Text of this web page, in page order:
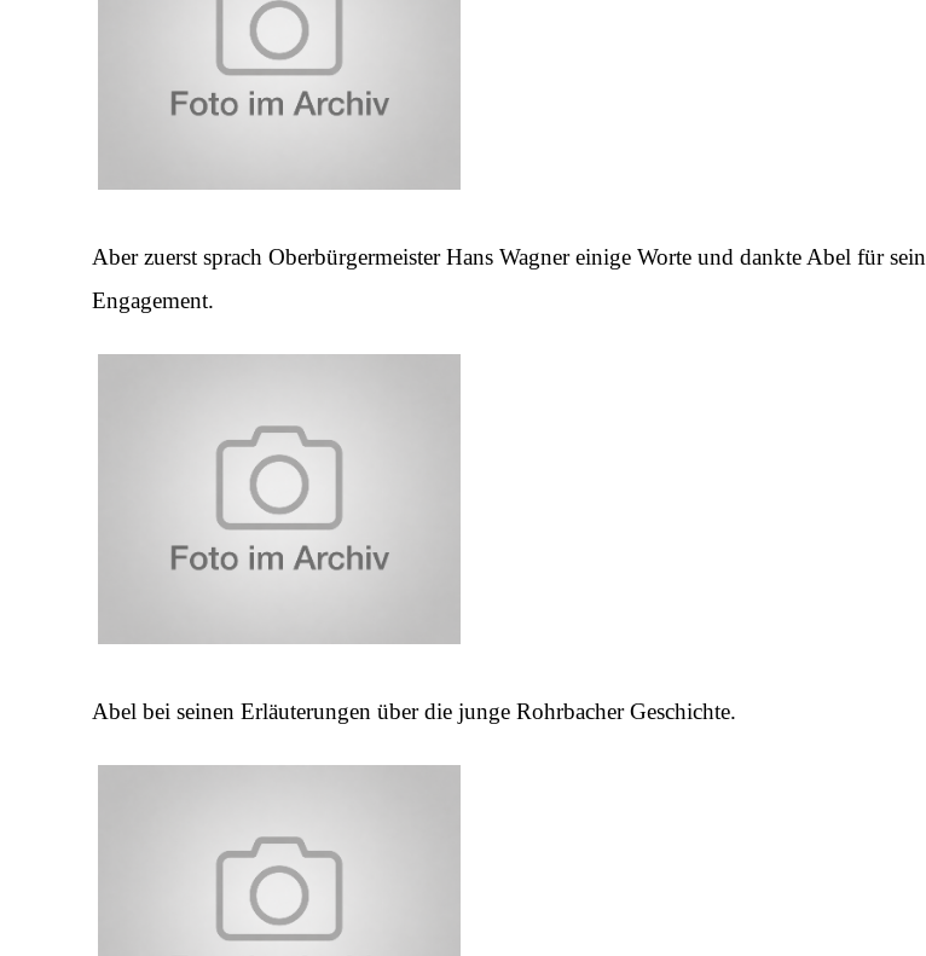
Aber zuerst sprach Oberbürgermeister Hans Wagner einige Worte und dankte Abel für sein
Engagement.
Abel bei seinen Erläuterungen über die junge Rohrbacher Geschichte.